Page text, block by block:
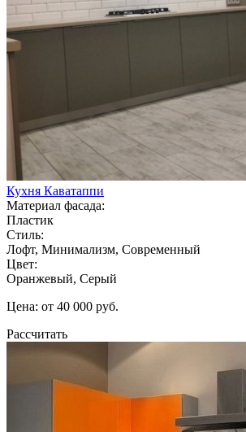
Кухня Каватаппи
Материал фасада:
Пластик
Стиль:
Лофт, Минимализм, Современный
Цвет:
Оранжевый, Серый
Цена: от 40 000 руб.
Рассчитать